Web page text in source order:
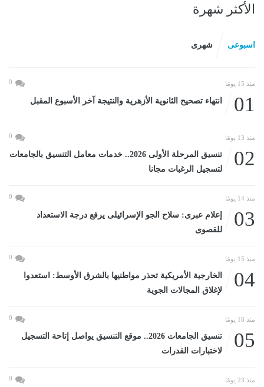
الأكثر شهرة
اسبوعى شهرى
منذ 15 يومًا 0
01 انتهاء تصحيح الثانوية الأزهرية والنتيجة آخر الأسبوع المقبل
منذ 13 يومًا 0
02
تنسيق المرحلة الأولى 2026.. خدمات معامل التنسيق بالجامعات
لتسجيل الرغبات مجانا
منذ 14 يومًا 0
03
إعلام عبرى: سلاح الجو الإسرائيلى يرفع درجة الاستعداد
للقصوى
منذ 15 يومًا 0
04
الخارجية الأمريكية تحذر مواطنيها بالشرق الأوسط: استعدوا
لإغلاق المجالات الجوية
منذ 18 يومًا 0
05
تنسيق الجامعات 2026.. موقع التنسيق يواصل إتاحة التسجيل
لاختبارات القدرات
منذ 23 يومًا 0